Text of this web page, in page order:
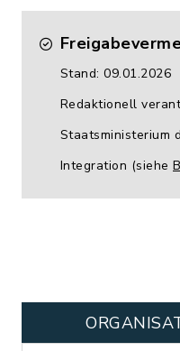
Stand: 09.01.2026
Redaktionell
Staatsministerium
Integration (siehe